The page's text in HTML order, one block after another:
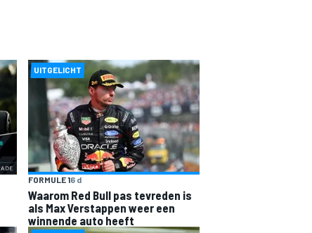
UITGELICHT
FORMULE 16 d
Waarom Red Bull pas tevreden is
als Max Verstappen weer een
winnende auto heeft